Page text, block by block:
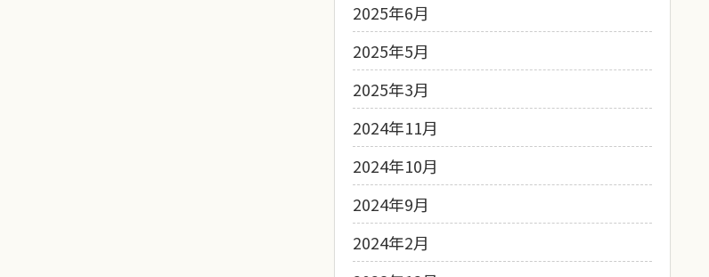
2025年6月
2025年5月
2025年3月
2024年11月
2024年10月
2024年9月
2024年2月